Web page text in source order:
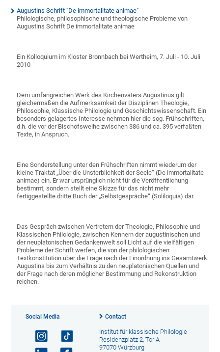
Augustins Schrift "De immortalitate animae"
Philologische, philosophische und theologische Probleme von
Augustins Schrift De immortalitate animae
Ein Kolloquium im Kloster Bronnbach bei Wertheim, 7. Juli - 10. Juli
2010
Dem umfangreichen Werk des Kirchenvaters Augustinus gilt
gleichermaßen die Aufmerksamkeit der Disziplinen Theologie,
Philosophie, Klassische Philologie und Geschichtswissenschaft. Ein
besonders gelagertes Interesse nehmen hier die sog. Frühschriften,
d.h. die vor der Bischofsweihe zwischen 386 und ca. 395 verfaßten
Texte, in Anspruch.
Eine Sonderstellung unter den Frühschriften nimmt wiederum der
kleine Traktat „Über die Unsterblichkeit der Seele“ (De immortalitate
animae) ein. Er war ursprünglich nicht für die Veröffentlichung
bestimmt, sondern stellt eine Skizze für das nicht mehr
fertiggestellte dritte Buch der „Selbstgespräche“ (Soliloquia) dar.
Das Gespräch zwischen Vertretern der Theologie, Philosophie und
Klassischen Philologie, zwischen Kennern der augustinischen und
der neuplatonischen Gedankenwelt soll Licht auf die vielfältigen
Probleme der Schrift werfen, die von der philologischen
Textkonstitution über die Frage nach der Einordnung ins Gesamtwerk
Augustins bis zum Verhältnis zu den neuplatonischen Quellen und
der Frage nach deren möglicher Bestimmung und Rekonstruktion
reichen.
Social Media Contact
Institut für klassische Philologie
Residenzplatz 2, Tor A
97070 Würzburg